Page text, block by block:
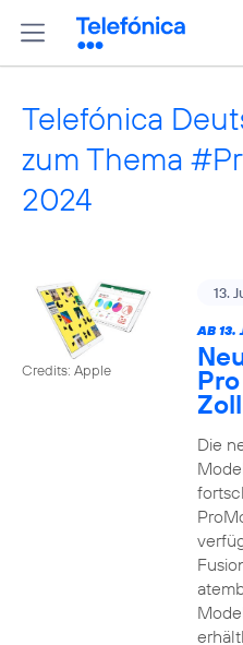
Telefónica
zum Thema
2024
Credits: Apple
13.
AB 13.
Die